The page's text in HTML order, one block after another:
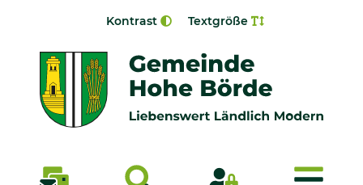
Kontrast Textgröße